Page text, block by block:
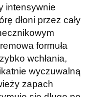
intensywnie
dłoni przez cały
formuła
wchłania,
wyczuwalną
zapach